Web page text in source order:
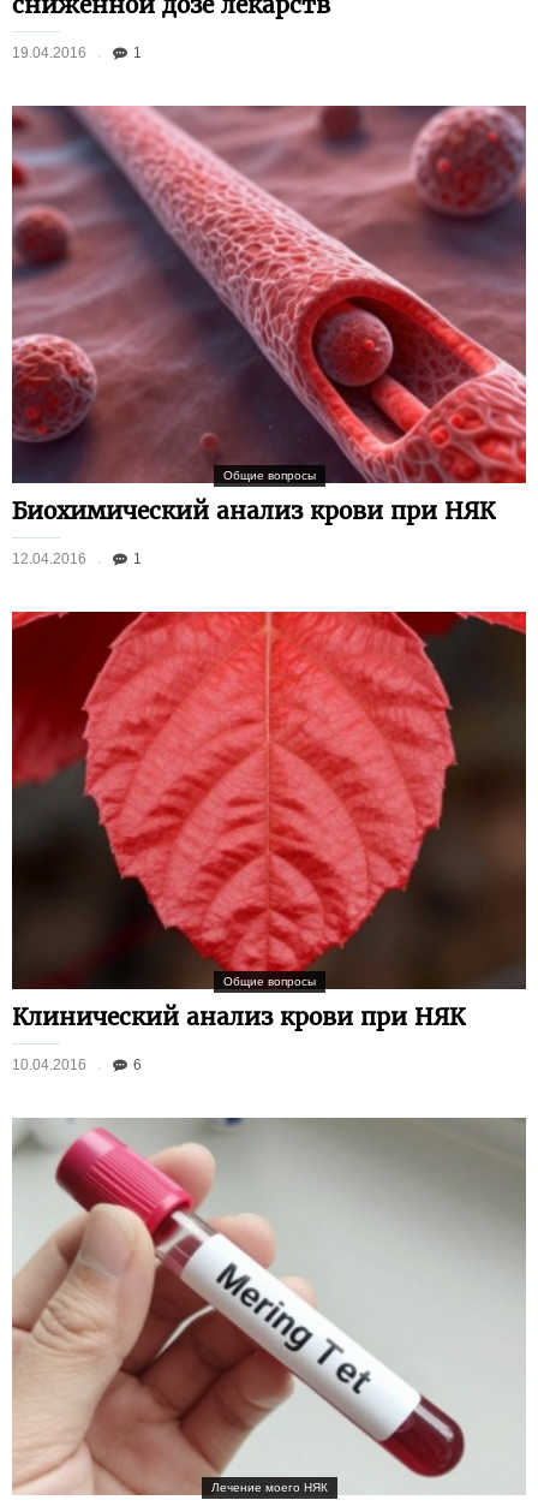
19.04.2016 1
Общие вопросы
Биохимический анализ крови при НЯК
12.04.2016 1
Общие вопросы
Клинический анализ крови при НЯК
10.04.2016 6
Лечение моего НЯК